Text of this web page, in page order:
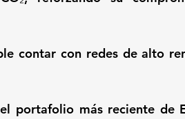
contar con redes de alto
portafolio más reciente de